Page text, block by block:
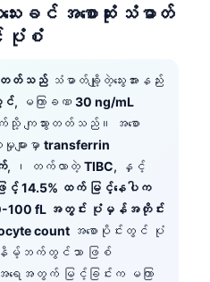
ခင် အစောဆုံး သံဓာတ်
း ပုံစံ
တတ်သည်သံဓာတ်ချို့တဲ့သွေးအားနည်း
င်, မကြာခဏ 30 ng/mL
သို့ ကျသွားတတ်သည်။ အစော
ျားမှာ transferrin
, ၊ တက်လာတဲ့ TIBC, နှင့်
ြင့် 14.5% ထက် မြင့်နေပါက
100 fL အတွင်း ပုံမှန်အတိုင်း
count အစောပိုင်းတွင် ပုံ
ဘက်တွင်သာ ဖြစ်
ေအတွက် မြင့်ခြင်းက မကြာ